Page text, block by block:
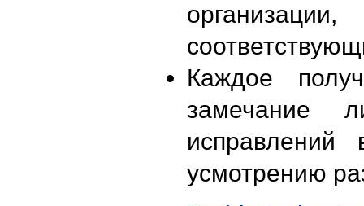
Каждое
замечание
исправлений
усмотрению